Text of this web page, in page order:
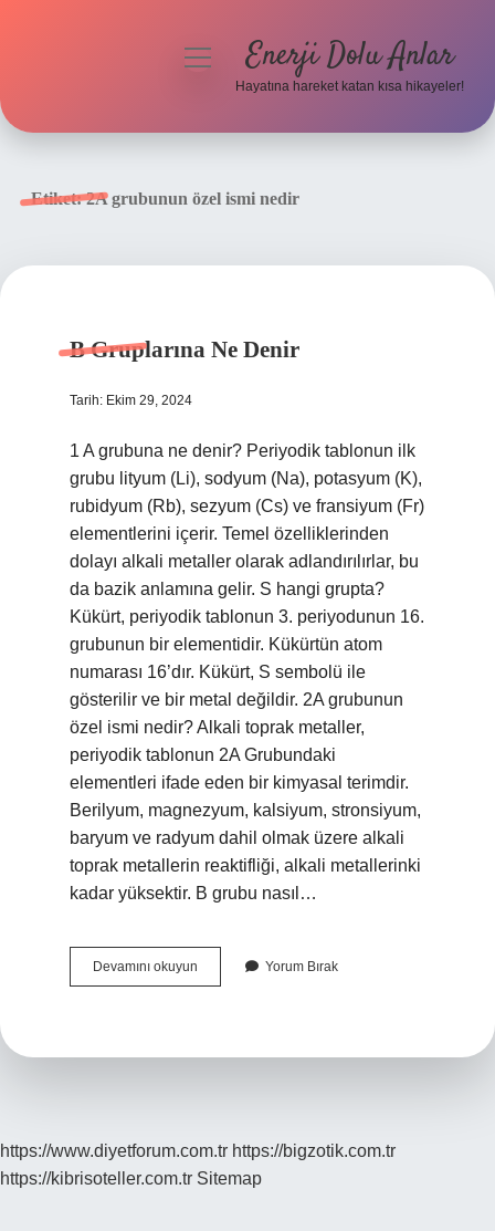
menüyüEnerji Dolu Anlar
Hayatına hareket katan kısa hikayeler!
Etiket:2A grubunun özel ismi nedir
B Gruplarına Ne Denir
Tarih: Ekim 29, 2024
1 A grubuna ne denir? Periyodik tablonun ilk
grubu lityum (Li), sodyum (Na), potasyum (K),
rubidyum (Rb), sezyum (Cs) ve fransiyum (Fr)
elementlerini içerir. Temel özelliklerinden
dolayı alkali metaller olarak adlandırılırlar, bu
da bazik anlamına gelir. S hangi grupta?
Kükürt, periyodik tablonun 3. periyodunun 16.
grubunun bir elementidir. Kükürtün atom
numarası 16’dır. Kükürt, S sembolü ile
gösterilir ve bir metal değildir. 2A grubunun
özel ismi nedir? Alkali toprak metaller,
periyodik tablonun 2A Grubundaki
elementleri ifade eden bir kimyasal terimdir.
Berilyum, magnezyum, kalsiyum, stronsiyum,
baryum ve radyum dahil olmak üzere alkali
toprak metallerin reaktifliği, alkali metallerinki
kadar yüksektir. B grubu nasıl…
Devamını okuyun
Gruplarına
Yorum Bırak
https://www.diyetforum.com.tr https://bigzotik.com.tr
https://kibrisoteller.com.tr Sitemap